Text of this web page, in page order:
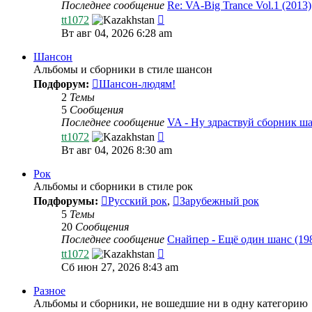
Последнее сообщение Re: VA-Big Trance Vol.1 (2013)
tt1072
к
Вт авг 04, 2026 6:28 am
Шансон
Альбомы и сборники в стиле шансон
Подфорум:
Шансон-людям!
2 Темы
5 Сообщения
Последнее сообщение VA - Ну здраствуй сборник
tt1072
к
Вт авг 04, 2026 8:30 am
Рок
Альбомы и сборники в стиле рок
Подфорумы:
Русский рок,
Зарубежный рок
5 Темы
20 Сообщения
Последнее сообщение Снайпер - Ещё один шанс
tt1072
к
Сб июн 27, 2026 8:43 am
Разное
Альбомы и сборники, не вошедшие ни в одну категорию